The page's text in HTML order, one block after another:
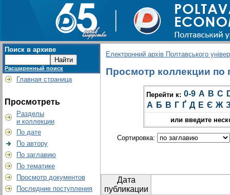
Поиск в архиве
Расширенный поиск
Главная страница
Просмотреть
Разделы
и коллекции
По дате
По автору
По заглавию
По тематике
Просмотр документов
Последние поступления
Електронний архів Полтавського
Просмотр коллекции по
Перейти к: 0-9 A B C
А Б В Г Ґ Д Е Є Ж
или введите
Сортировка:
Дата
публикации